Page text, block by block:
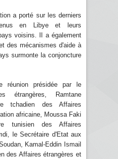
a porté sur les derniers
en Libye et leurs
voisins. Il a également
des mécanismes d'aide à
surmonte la conjoncture
présidée par le
étrangères, Ramtane
tchadien des Affaires
africaine, Moussa Faki
tunisien des Affaires
le Secrétaire d'Etat aux
Kamal-Eddin Ismail
des Affaires étrangères et